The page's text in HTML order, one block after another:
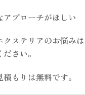
プローチがほしい
クステリアのお悩み
さい。
もりは無料です。